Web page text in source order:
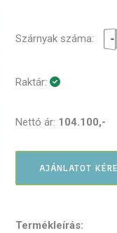
Szárnyak száma:
Raktár:
Nettó ár: 104.100,-
AJÁNLATOT
Termékleírás: